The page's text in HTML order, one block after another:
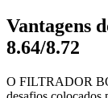
Vantagens
8.64/8.72
O FILTRADOR